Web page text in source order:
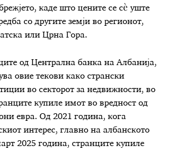
каде што цените се сè уште
со другите земји во регионот,
или Црна Гора.
од Централна банка на Албанија,
овие текови како странски
во секторот за недвижности, во
купиле имот во вредност од
евра. Од 2021 година, кога
интерес, главно на албанското
2025 година, странците купиле